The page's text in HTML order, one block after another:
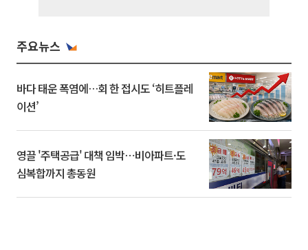
주요뉴스
바다 태운 폭염에…회 한 접시도 ‘히트플레
이션’
영끌 '주택공급' 대책 임박⋯비아파트·도
심복합까지 총동원